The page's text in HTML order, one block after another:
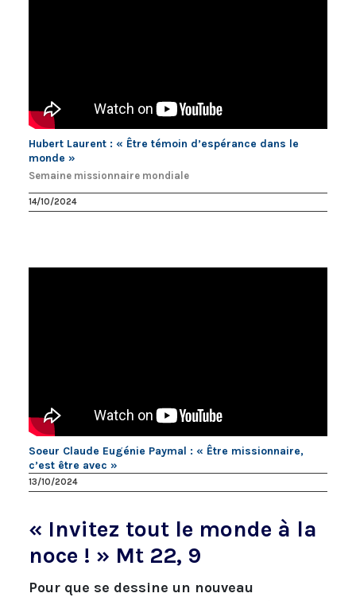
Hubert Laurent : « Être témoin d’espérance dans le
monde »
Semaine missionnaire mondiale
14/10/2024
Soeur Claude Eugénie Paymal : « Être missionnaire,
c’est être avec »
13/10/2024
« Invitez tout le monde à la
noce ! » Mt 22, 9
Pour que se dessine un nouveau